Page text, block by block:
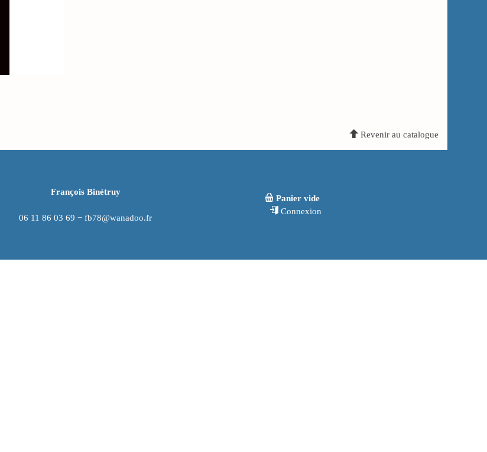
Revenir au catalogue
François Binétruy
06 11 86 03 69 − fb78@wanadoo.fr
Panier vide
Connexion